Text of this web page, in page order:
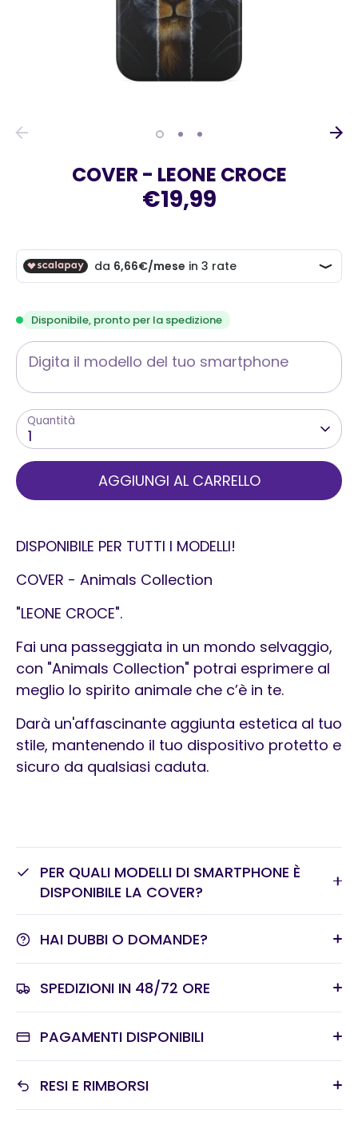
COVER - LEONE CROCE
€19,99
Disponibile, pronto per la spedizione
Digita il modello del tuo smartphone
Quantità
1
AGGIUNGI AL CARRELLO
DISPONIBILE PER TUTTI I MODELLI!
COVER - Animals Collection
"LEONE CROCE".
Fai una passeggiata in un mondo selvaggio,
con "Animals Collection" potrai esprimere al
meglio lo spirito animale che c’è in te.
Darà un'affascinante aggiunta estetica al tuo
stile, mantenendo il tuo dispositivo protetto e
sicuro da qualsiasi caduta.
PER QUALI MODELLI DI SMARTPHONE È
DISPONIBILE LA COVER?
HAI DUBBI O DOMANDE?
SPEDIZIONI IN 48/72 ORE
PAGAMENTI DISPONIBILI
RESI E RIMBORSI